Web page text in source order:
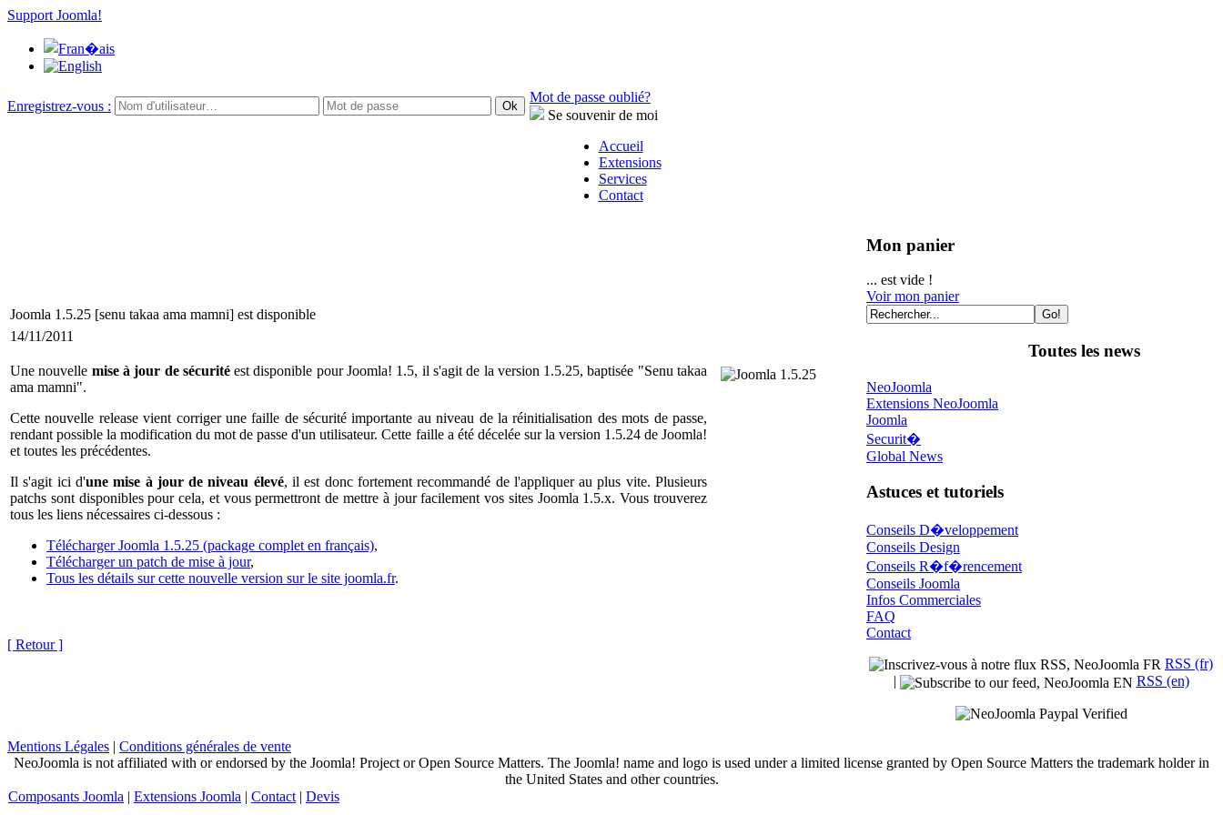
Support Joomla!
Enregistrez-vous :
Mot de passe oublié?
Se souvenir de moi
Accueil
Extensions
Services
Contact
Joomla 1.5.25 [senu takaa ama mamni] est disponible
14/11/2011
Une nouvelle mise à jour de sécuritéest disponible pour Joomla! 1.5, il s'agit de la version 1.5.25, baptisée "Senu takaa
ama mamni".
Cette nouvelle release vient corriger une faille de sécurité importante au niveau de la réinitialisation des mots de passe,
rendant possible la modification du mot de passe d'un utilisateur. Cette faille a été décelée sur la version 1.5.24 de Joomla!
et toutes les précédentes.
Il s'agit ici d'une mise à jour de niveau élevé, il est donc fortement recommandé de l'appliquer au plus vite. Plusieurs
patchs sont disponibles pour cela, et vous permettront de mettre à jour facilement vos sites Joomla 1.5.x. Vous trouverez
tous les liens nécessaires ci-dessous :
Télécharger Joomla 1.5.25 (package complet en français),
Télécharger un patch de mise à jour,
Tous les détails sur cette nouvelle version sur le site joomla.fr.
[ Retour ]
Mon panier
... est vide !
Voir mon panier
Toutes les news
NeoJoomla
Extensions NeoJoomla
Joomla
Securit�
Global News
Astuces et tutoriels
Conseils D�veloppement
Conseils Design
Conseils R�f�rencement
Conseils Joomla
Infos Commerciales
FAQ
Contact
RSS (fr)
|
RSS (en)
Mentions Légales | Conditions générales de vente
NeoJoomla is not affiliated with or endorsed by the Joomla! Project or Open Source Matters. The Joomla! name and logo is used under a limited license granted by Open Source Matters the trademark holder in
the United States and other countries.
Composants Joomla | Extensions Joomla | Contact | Devis